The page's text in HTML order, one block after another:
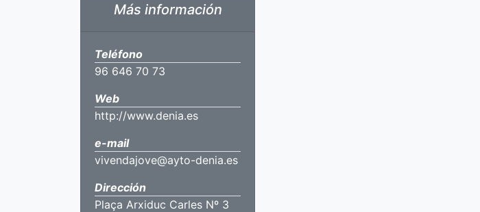
Más información
Teléfono
96 646 70 73
Web
http://www.denia.es
e-mail
vivendajove@ayto-denia.es
Dirección
Plaça Arxiduc Carles Nº 3